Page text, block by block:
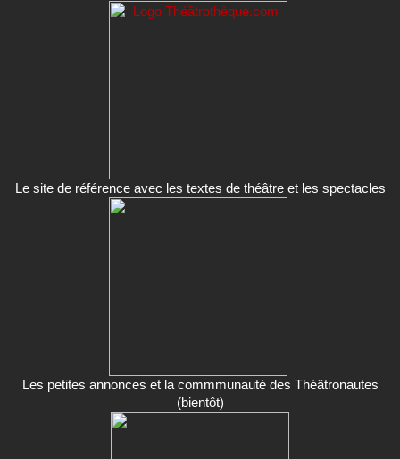
Le site de référence avec les textes de théâtre et les spectacles
Les petites annonces et la commmunauté des Théâtronautes
(bientôt)